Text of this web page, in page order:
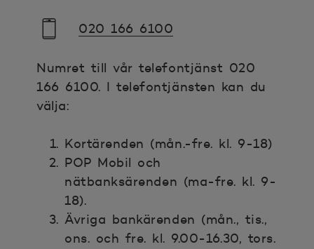
020 166 6100
Numret till vår telefontjänst 020
166 6100. I telefontjänsten kan du
välja:
Kortärenden (mån.-fre. kl. 9-18)
POP Mobil och
nätbanksärenden (ma-fre. kl. 9-
18).
Ävriga bankärenden (mån., tis.,
ons. och fre. kl. 9.00-16.30, tors.